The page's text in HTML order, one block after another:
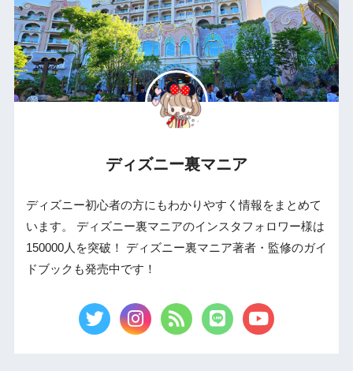
ディズニー裏マニア
ディズニー初心者の方にもわかりやすく情報をまとめて
います。 ディズニー裏マニアのインスタフォロワー様は
150000人を突破！ ディズニー裏マニア著者・監修のガイ
ドブックも発売中です！